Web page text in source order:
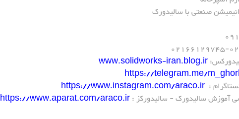
صنعتی با سالیدورک
www.solidworks-iran.blog.ir
https://telegram.me/
:
آموزش سالیدورک - سالیدورکز :https://www.aparat.com/araco.ir